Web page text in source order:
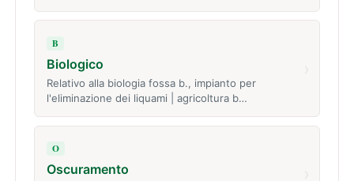
B
Biologico
Relativo alla biologia fossa b., impianto per
l'eliminazione dei liquami | agricoltura b…
O
Oscuramento